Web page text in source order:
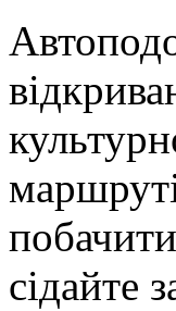
сідайте